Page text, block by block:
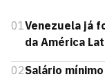
01Venezuela já
da América
02Salário